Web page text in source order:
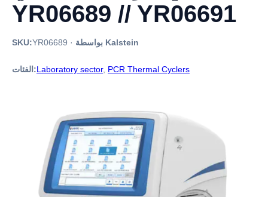
YR06689 // YR06691
SKU:YR06689 · بواسطة Kalstein
الفئات:Laboratory sector, PCR Thermal Cyclers